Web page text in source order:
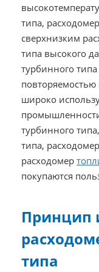
типа,
сверхнизким
типа высокого
турбинного
широко
турбинного
типа,
расходомер
покупаются
Принцип
типа